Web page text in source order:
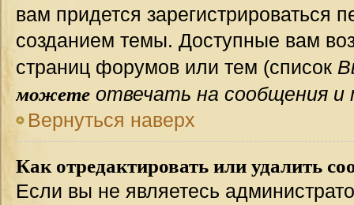
вам придется зарегистрироваться
созданием темы. Доступные вам
страниц форумов или тем (список
можете отвечать на сообщения и
Вернуться наверх
Как отредактировать или удалить
Если вы не являетесь